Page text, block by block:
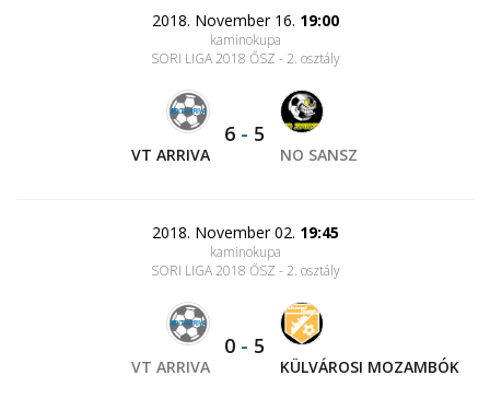
2018. November 16. 19:00
kaminokupa
SORI LIGA 2018 ŐSZ - 2. osztály
VT ARRIVA
6 - 5
NO SANSZ
2018. November 02. 19:45
kaminokupa
SORI LIGA 2018 ŐSZ - 2. osztály
VT ARRIVA
0 - 5
KÜLVÁROSI MOZAMBÓK